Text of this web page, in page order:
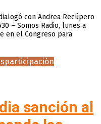
con Andrea Recúpero
– Somos Radio, lunes a
en el Congreso para
participación
sanción al